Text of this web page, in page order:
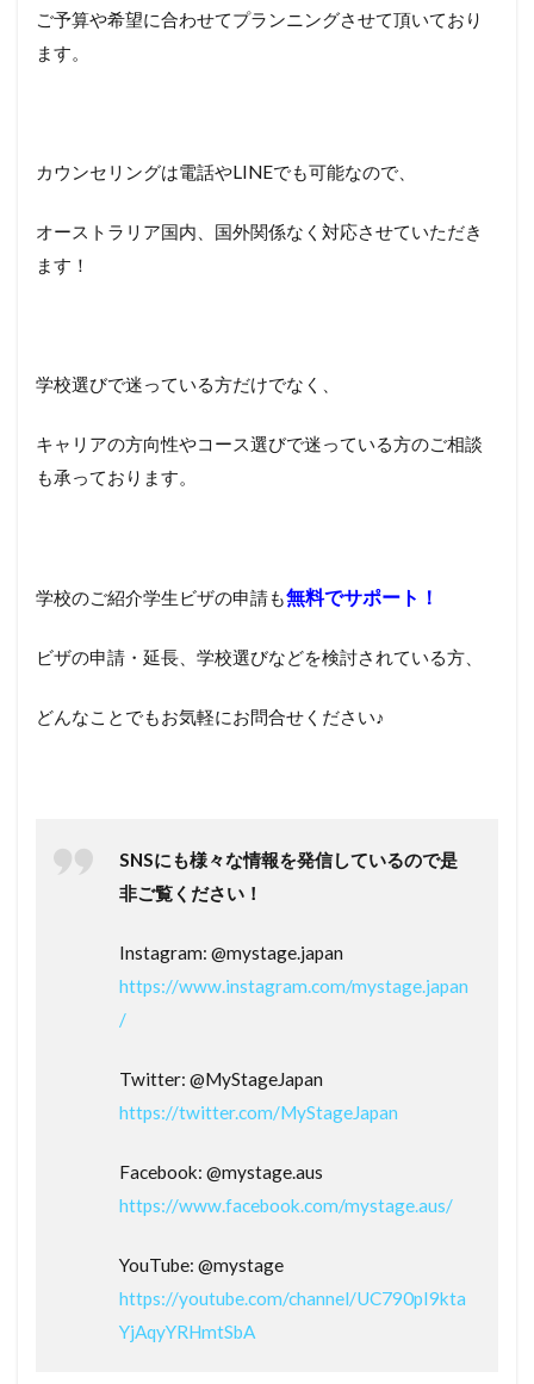
ご予算や希望に合わせてプランニングさせて頂いており
ます。
カウンセリングは電話やLINEでも可能なので、
オーストラリア国内、国外関係なく対応させていただき
ます！
学校選びで迷っている方だけでなく、
キャリアの方向性やコース選びで迷っている方のご相談
も承っております。
学校のご紹介学生ビザの申請も無料でサポート！
ビザの申請・延長、学校選びなどを検討されている方、
どんなことでもお気軽にお問合せください♪
SNSにも様々な情報を発信しているので是
非ご覧ください！
Instagram: @mystage.japan
https://www.instagram.com/mystage.japan
/
Twitter: @MyStageJapan
https://twitter.com/MyStageJapan
Facebook: @mystage.aus
https://www.facebook.com/mystage.aus/
YouTube: @mystage
https://youtube.com/channel/UC790pI9kta
YjAqyYRHmtSbA